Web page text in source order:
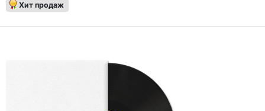
Хит продаж